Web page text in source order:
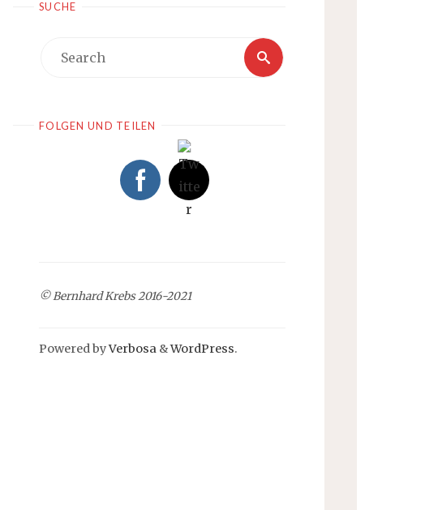
SUCHE
Search
FOLGEN UND TEILEN
© Bernhard Krebs 2016-2021
Powered byVerbosa &WordPress.